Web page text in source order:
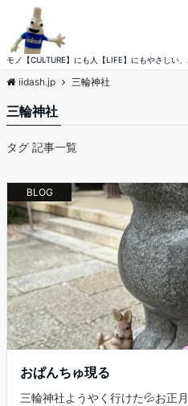
モノ【CULTURE】にも人【LIFE】にもやさしい
iidash.jp 三輪神社
三輪神社
タグ 記事一覧
BLOG
おぱんちゅ現る
三輪神社ようやく行けた💦お正